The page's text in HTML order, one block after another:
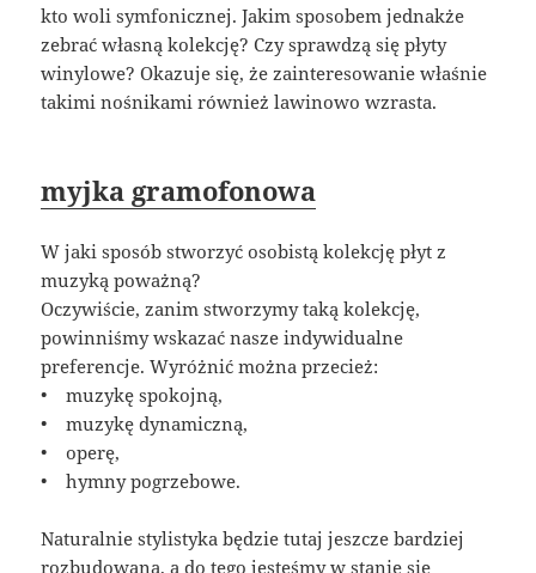
kto woli symfonicznej. Jakim sposobem jednakże
zebrać własną kolekcję? Czy sprawdzą się płyty
winylowe? Okazuje się, że zainteresowanie właśnie
takimi nośnikami również lawinowo wzrasta.
myjka gramofonowa
W jaki sposób stworzyć osobistą kolekcję płyt z
muzyką poważną?
Oczywiście, zanim stworzymy taką kolekcję,
powinniśmy wskazać nasze indywidualne
preferencje. Wyróżnić można przecież:
• muzykę spokojną,
• muzykę dynamiczną,
• operę,
• hymny pogrzebowe.
Naturalnie stylistyka będzie tutaj jeszcze bardziej
rozbudowana, a do tego jesteśmy w stanie się